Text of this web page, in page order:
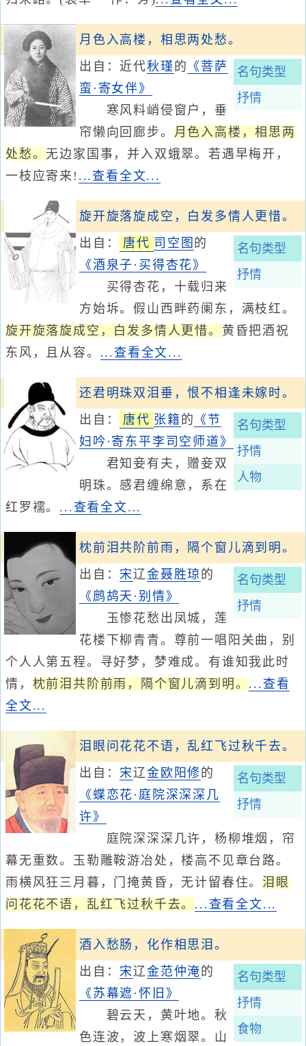
月色入高楼，相思两处愁。
名句类型
抒情
出自：近代秋瑾 的 《菩萨
蛮·寄女伴》
寒风料峭侵窗户，垂
帘懒向回廊步。 月色入高楼，相思两
处愁。 无边家国事，并入双蛾翠。若遇早梅开，
一枝应寄来! ...查看全文...
旋开旋落旋成空，白发多情人更惜。
名句类型
抒情
出自： 唐代 司空图 的
《酒泉子·买得杏花》
买得杏花，十载归来
方始坼。假山西畔药阑东，满枝红。
旋开旋落旋成空，白发多情人更惜。 黄昏把酒祝
东风，且从容。 ...查看全文...
还君明珠双泪垂，恨不相逢未嫁时。
名句类型
抒情
人物
出自： 唐代 张籍 的 《节
妇吟·寄东平李司空师道》
君知妾有夫，赠妾双
明珠。感君缠绵意，系在
红罗襦。 ...查看全文...
枕前泪共阶前雨，隔个窗儿滴到明。
名句类型
抒情
出自：宋辽金聂胜琼 的
《鹧鸪天·别情》
玉惨花愁出凤城，莲
花楼下柳青青。尊前一唱阳关曲，别
个人人第五程。寻好梦，梦难成。有谁知我此时
情， 枕前泪共阶前雨，隔个窗儿滴到明。 ...查看
全文...
泪眼问花花不语，乱红飞过秋千去。
名句类型
抒情
出自：宋辽金 欧阳修 的
《蝶恋花·庭院深深深几
许》
庭院深深深几许，杨柳堆烟，帘
幕无重数。玉勒雕鞍游冶处，楼高不见章台路。
雨横风狂三月暮，门掩黄昏，无计留春住。 泪眼
问花花不语，乱红飞过秋千去。 ...查看全文...
酒入愁肠，化作相思泪。
名句类型
抒情
食物
出自：宋辽金范仲淹 的
《苏幕遮·怀旧》
碧云天，黄叶地。秋
色连波，波上寒烟翠。山